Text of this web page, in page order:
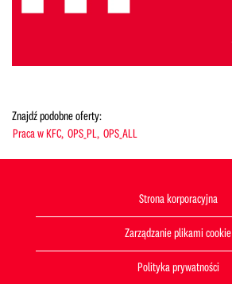
Znajdź podobne oferty:
Praca w KFC, OPS_PL, OPS_ALL
Strona korporacyjna
Zarządzanie plikami cookie
Polityka prywatności